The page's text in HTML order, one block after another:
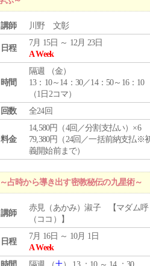
講師 川野 文彰
日程
7月 15日 ～ 12月 23日
A Week
時間
隔週 （金）
13：10～14：30／14：50～16：10
（1日2コマ）
回数
全24回
料金
14,580円（4回／分割支払い）×6
79,380円（24回／一括前納支払※
義開始前まで）
占時から導き出す密教秘伝の九星術～
講師
赤見（あかみ）淑子 【マダム呼
（ココ）】
日程
7月 16日 ～ 10月 1日
A Week